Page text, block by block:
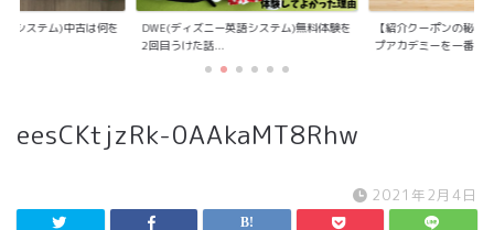
システム)中古は何を
DWE(ディズニー英語システム)無料体験を
2回目うけた話...
【紹介クーポンの秘密
プアカデミーを一番...
eesCKtjzRk-0AAkaMT8Rhw
2021年2月4日